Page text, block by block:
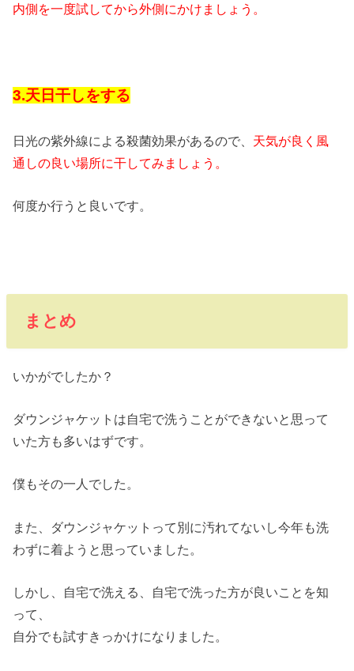
内側を一度試してから外側にかけましょう。
3.天日干しをする
日光の紫外線による殺菌効果があるので、 天気が良く風
通しの良い場所に干してみましょう。
何度か行うと良いです。
まとめ
いかがでしたか？
ダウンジャケットは自宅で洗うことができないと思って
いた方も多いはずです。
僕もその一人でした。
また、ダウンジャケットって別に汚れてないし今年も洗
わずに着ようと思っていました。
しかし、自宅で洗える、自宅で洗った方が良いことを知
って、
自分でも試すきっかけになりました。